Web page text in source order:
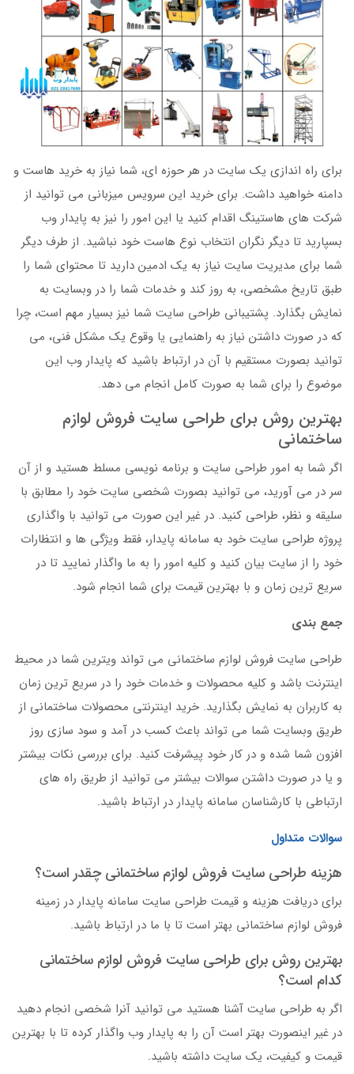
برای راه اندازی یک سایت در هر حوزه ای، شما نیاز به خرید هاست و
دامنه خواهید داشت. برای خرید این سرویس میزبانی می توانید از
شرکت های هاستینگ اقدام کنید یا این امور را نیز به پایدار وب
بسپارید تا دیگر نگران انتخاب نوع هاست خود نباشید. از طرف دیگر
شما برای مدیریت سایت نیاز به یک ادمین دارید تا محتوای شما را
طبق تاریخ مشخصی، به روز کند و خدمات شما را در وبسایت به
نمایش بگذارد. پشتیبانی طراحی سایت شما نیز بسیار مهم است، چرا
که در صورت داشتن نیاز به راهنمایی یا وقوع یک مشکل فنی، می
توانید بصورت مستقیم با آن در ارتباط باشید که پایدار وب این
موضوع را برای شما به صورت کامل انجام می دهد.
بهترین روش برای طراحی سایت فروش لوازم
ساختمانی
اگر شما به امور طراحی سایت و برنامه نویسی مسلط هستید و از آن
سر در می آورید، می توانید بصورت شخصی سایت خود را مطابق با
سلیقه و نظر، طراحی کنید. در غیر این صورت می توانید با واگذاری
پروژه طراحی سایت خود به سامانه پایدار، فقط ویژگی ها و انتظارات
خود را از سایت بیان کنید و کلیه امور را به ما واگذار نمایید تا در
سریع ترین زمان و با بهترین قیمت برای شما انجام شود.
جمع بندی
طراحی سایت فروش لوازم ساختمانی می تواند ویترین شما در محیط
اینترنت باشد و کلیه محصولات و خدمات خود را در سریع ترین زمان
به کاربران به نمایش بگذارید. خرید اینترنتی محصولات ساختمانی از
طریق وبسایت شما می تواند باعث کسب در آمد و سود سازی روز
افزون شما شده و در کار خود پیشرفت کنید. برای بررسی نکات بیشتر
و یا در صورت داشتن سوالات بیشتر می توانید از طریق راه های
ارتباطی با کارشناسان سامانه پایدار در ارتباط باشید.
سوالات متداول
هزینه طراحی سایت فروش لوازم ساختمانی چقدر است؟
برای دریافت هزینه و قیمت طراحی سایت سامانه پایدار در زمینه
فروش لوازم ساختمانی بهتر است تا با ما در ارتباط باشید.
بهترین روش برای طراحی سایت فروش لوازم ساختمانی
کدام است؟
اگر به طراحی سایت آشنا هستید می توانید آنرا شخصی انجام دهید
در غیر اینصورت بهتر است آن را به پایدار وب واگذار کرده تا با بهترین
قیمت و کیفیت، یک سایت داشته باشید.